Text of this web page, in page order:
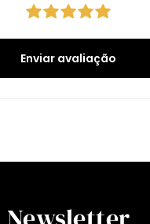
Enviar avaliação